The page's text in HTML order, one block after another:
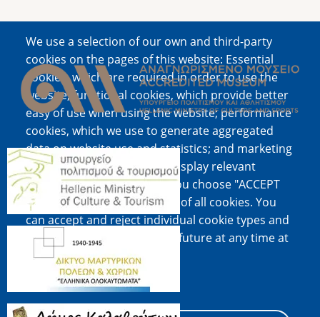
We use a selection of our own and third-party
cookies on the pages of this website: Essential
cookies, which are required in order to use the
website; functional cookies, which provide better
easy of use when using the website; performance
cookies, which we use to generate aggregated
data on website use and statistics; and marketing
cookies, which are used to display relevant
content and advertising. If you choose "ACCEPT
ALL", you consent to the use of all cookies. You
can accept and reject individual cookie types and
revoke your consent for the future at any time at
"Settings".
Cookie documentation
Image
Image
Image
Image